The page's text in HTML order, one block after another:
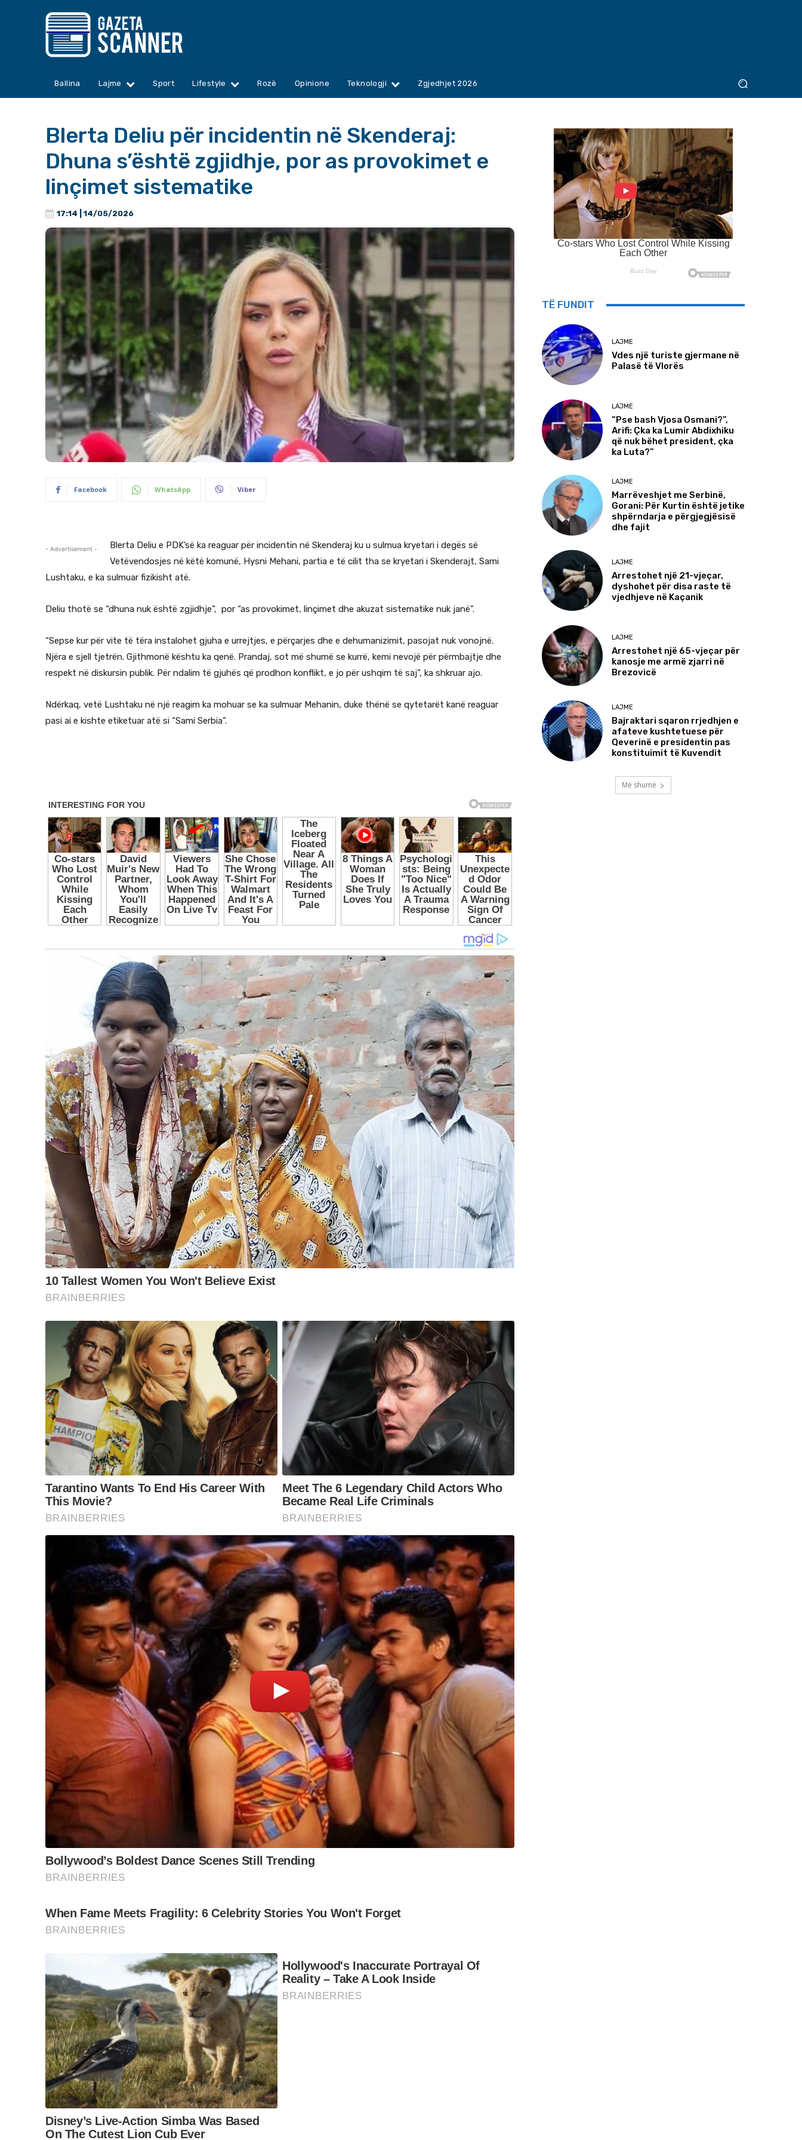
Ballina Lajme Sport Lifestyle Rozë Opinione Teknologji Zgjedhjet 2026
Blerta Deliu për incidentin në Skenderaj:
Dhuna s’është zgjidhje, por as provokimet e
linçimet sistematike
17:14 | 14/05/2026
Facebook WhatsApp Viber
- Advertisement -
Blerta Deliu e PDK’së ka reaguar për incidentin në Skenderaj ku u sulmua kryetari i degës së
Vetëvendosjes në këtë komunë, Hysni Mehani, partia e të cilit tha se kryetari i Skenderajt, Sami
Lushtaku, e ka sulmuar fizikisht atë.
Deliu thotë se “dhuna nuk është zgjidhje”, por “as provokimet, linçimet dhe akuzat sistematike nuk janë”.
“Sepse kur për vite të tëra instalohet gjuha e urrejtjes, e përçarjes dhe e dehumanizimit, pasojat nuk vonojnë.
Njëra e sjell tjetrën. Gjithmonë kështu ka qenë. Prandaj, sot më shumë se kurrë, kemi nevojë për përmbajtje dhe
respekt në diskursin publik. Për ndalim të gjuhës që prodhon konflikt, e jo për ushqim të saj”, ka shkruar ajo.
Ndërkaq, vetë Lushtaku në një reagim ka mohuar se ka sulmuar Mehanin, duke thënë se qytetarët kanë reaguar
pasi ai e kishte etiketuar atë si “Sami Serbia”.
TË FUNDIT
LAJME
Vdes një turiste gjermane në
Palasë të Vlorës
LAJME
“Pse bash Vjosa Osmani?”,
Arifi: Çka ka Lumir Abdixhiku
që nuk bëhet president, çka
ka Luta?”
LAJME
Marrëveshjet me Serbinë,
Gorani: Për Kurtin është jetike
shpërndarja e përgjegjësisë
dhe fajit
LAJME
Arrestohet një 21-vjeçar,
dyshohet për disa raste të
vjedhjeve në Kaçanik
LAJME
Arrestohet një 65-vjeçar për
kanosje me armë zjarri në
Brezovicë
LAJME
Bajraktari sqaron rrjedhjen e
afateve kushtetuese për
Qeverinë e presidentin pas
konstituimit të Kuvendit
Më shumë